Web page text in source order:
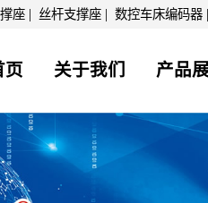
座 | 丝杆支撑座 | 数控车床编码器 |
页 关于我们 产品